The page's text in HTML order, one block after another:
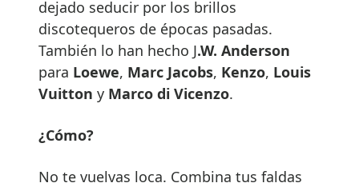
dejado seducir por los brillos
discotequeros de épocas pasadas.
También lo han hecho J.W. Anderson
para Loewe, Marc Jacobs, Kenzo, Louis
Vuitton y Marco di Vicenzo.
¿Cómo?
No te vuelvas loca. Combina tus faldas